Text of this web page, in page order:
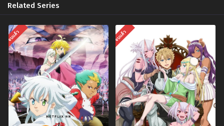
Related Series
จบแล้ว จบแล้ว